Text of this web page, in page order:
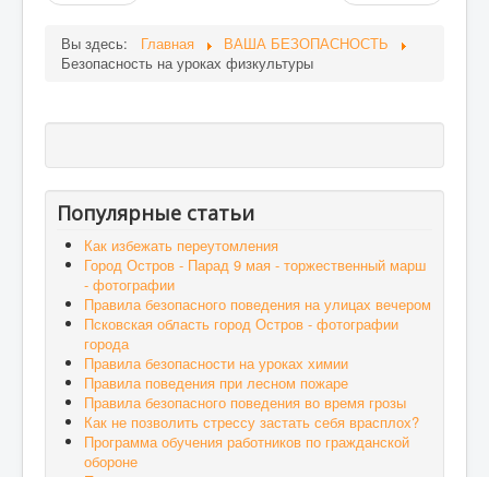
Вы здесь: Главная
ВАША БЕЗОПАСНОСТЬ
Безопасность на уроках физкультуры
Популярные статьи
Как избежать переутомления
Город Остров - Парад 9 мая - торжественный марш
- фотографии
Правила безопасного поведения на улицах вечером
Псковская область город Остров - фотографии
города
Правила безопасности на уроках химии
Правила поведения при лесном пожаре
Правила безопасного поведения во время грозы
Как не позволить стрессу застать себя врасплох?
Программа обучения работников по гражданской
обороне